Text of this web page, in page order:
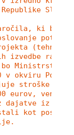
Republike
ki bo
izvedbe
Ministrstvo
v okviru
stroške za
eurov,
dajatve iz
kot